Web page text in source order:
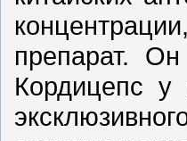
препарат.
Кордицепс у